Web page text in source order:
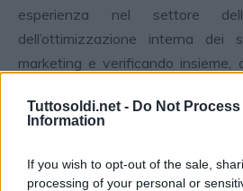
Tuttosoldi.net - Do Not Process
Information
If you wish to opt-out of the sale,
processing of your personal or
esperienza nel settore
dell’ottimizzazione interna dei
marketing e verificando insieme,
mondo sconosciuto del web
insieme tutte le soluzioni utili al